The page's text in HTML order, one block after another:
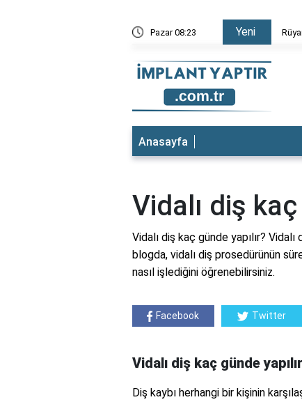
Pazar 08:23 Yeni
Anasayfa
Vidalı diş kaç
Vidalı diş kaç günde yapılır?
blogda, vidalı diş prosedürünün
nasıl işlediğini öğrenebilirsiniz.
Facebook Twitter
Vidalı diş kaç günde
Diş kaybı herhangi bir kişinin